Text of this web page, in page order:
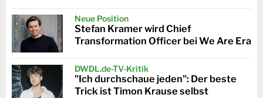
Neue Position
Stefan Kramer wird Chief
Transformation Officer bei We Are Era
DWDL.de-TV-Kritik
"Ich durchschaue jeden": Der beste
Trick ist Timon Krause selbst